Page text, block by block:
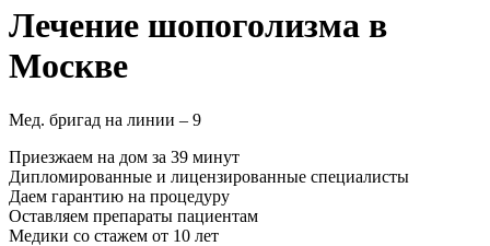
Лечение шопоголизма в
Москве
Мед. бригад на линии – 9
Приезжаем на дом за 39 минут
Дипломированные и лицензированные специалисты
Даем гарантию на процедуру
Оставляем препараты пациентам
Медики со стажем от 10 лет